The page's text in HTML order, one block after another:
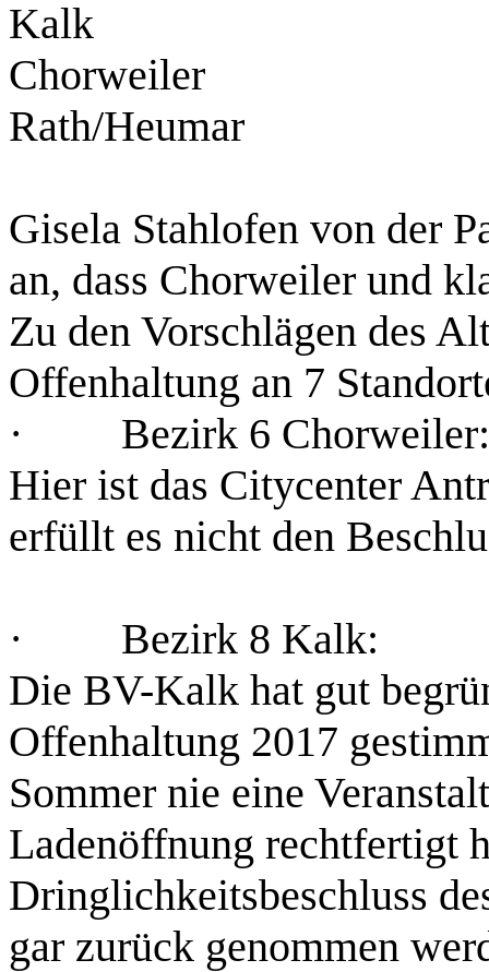
Kalk
Chorweiler
Rath/Heumar
Gisela Stahlofen von der
an, dass Chorweiler und
Zu den Vorschlägen des
Offenhaltung an 7
· Bezirk 6 Chorweiler:
Hier ist das Citycenter
erfüllt es nicht den
· Bezirk 8 Kalk:
Die BV-Kalk hat gut
Offenhaltung 2017
Sommer nie eine
Ladenöffnung rechtfertigt
Dringlichkeitsbeschluss
gar zurück genommen